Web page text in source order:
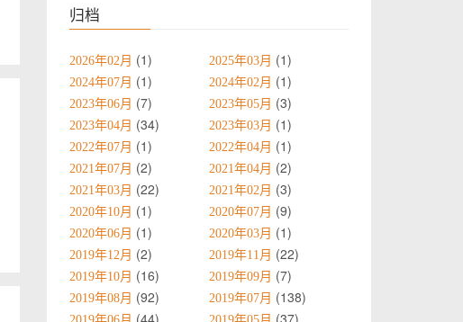
归档
2026年02月 1 2025年03月 1
2024年07月 1 2024年02月 1
2023年06月 7 2023年05月 3
2023年04月 34 2023年03月 1
2022年07月 1 2022年04月 1
2021年07月 2 2021年04月 2
2021年03月 22 2021年02月 3
2020年10月 1 2020年07月 9
2020年06月 1 2020年03月 1
2019年12月 2 2019年11月 22
2019年10月 16 2019年09月 7
2019年08月 92 2019年07月 138
2019年06月 44 2019年05月 37